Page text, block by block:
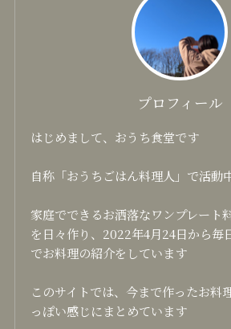
プロフィール
はじめまして、おうち食堂です
自称「おうちごはん料理人」で活動
家庭でできるお洒落なワンプレート
を日々作り、2022年4月24日から毎
でお料理の紹介をしています
このサイトでは、今まで作ったお料
っぽい感じにまとめています